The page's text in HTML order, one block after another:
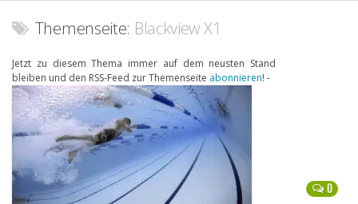
Aktuelle Smartwatches im Test
Marken und Modelle
Handytarife
BASE
Smartphonetarife
Datentarife
Themenseite: Blackview X1
Jetzt zu diesem Thema immer auf dem neusten Stand
bleiben und den RSS-Feed zur Themenseite abonnieren! -
0